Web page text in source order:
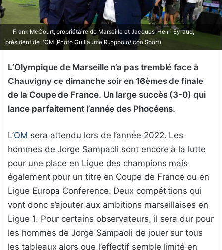
Frank McCourt, propriétaire de Marseille et Jacques-Henri Eyraud,
président de l'OM (Photo Guillaume Ruoppolo/Icon Sport)
L’Olympique de Marseille n’a pas tremblé face à
Chauvigny ce dimanche soir en 16èmes de finale
de la Coupe de France. Un large succès (3-0) qui
lance parfaitement l’année des Phocéens.
L’OM sera attendu lors de l’année 2022. Les
hommes de Jorge Sampaoli sont encore à la lutte
pour une place en Ligue des champions mais
également pour un titre en Coupe de France ou en
Ligue Europa Conference. Deux compétitions qui
vont donc s’ajouter aux ambitions marseillaises en
Ligue 1. Pour certains observateurs, il sera dur pour
les hommes de Jorge Sampaoli de jouer sur tous
les tableaux alors que l’effectif semble limité en